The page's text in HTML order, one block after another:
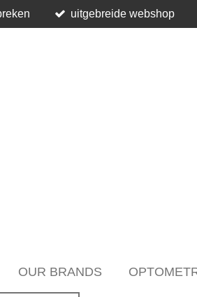
uitgebreide webshop
OUR BRANDS